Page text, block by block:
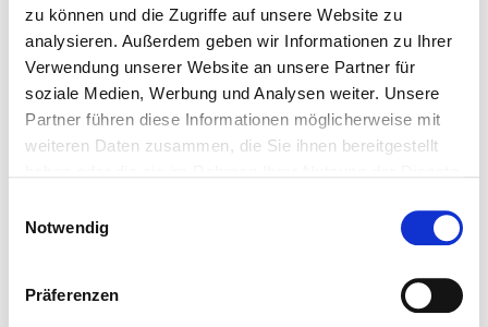
zu können und die Zugriffe auf unsere Website zu
analysieren. Außerdem geben wir Informationen zu Ihrer
Verwendung unserer Website an unsere Partner für
soziale Medien, Werbung und Analysen weiter. Unsere
Partner führen diese Informationen möglicherweise mit
weiteren Daten zusammen, die Sie ihnen bereitgestellt
Notwendig
Präferenzen